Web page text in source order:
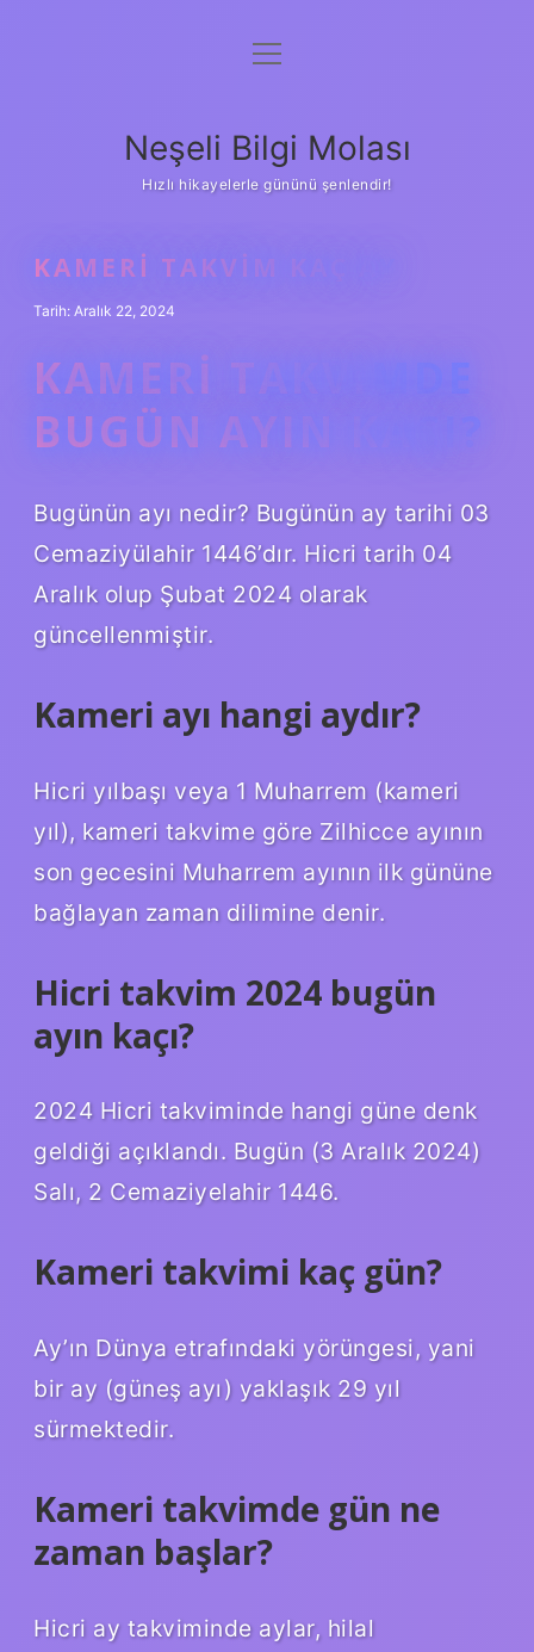
Anasayfa
Yasal Uyarı
menüyü
Neşeli Bilgi Molası
Hızlı hikayelerle gününü şenlendir!
KAMERI TAKVIM KAÇ AY
Tarih: Aralık 22, 2024
KAMERI TAKVIMDE
BUGÜN AYIN KAÇI?
Bugünün ayı nedir? Bugünün ay tarihi 03
Cemaziyülahir 1446’dır. Hicri tarih 04
Aralık olup Şubat 2024 olarak
güncellenmiştir.
Kameri ayı hangi aydır?
Hicri yılbaşı veya 1 Muharrem (kameri
yıl), kameri takvime göre Zilhicce ayının
son gecesini Muharrem ayının ilk gününe
bağlayan zaman dilimine denir.
Hicri takvim 2024 bugün
ayın kaçı?
2024 Hicri takviminde hangi güne denk
geldiği açıklandı. Bugün (3 Aralık 2024)
Salı, 2 Cemaziyelahir 1446.
Kameri takvimi kaç gün?
Ay’ın Dünya etrafındaki yörüngesi, yani
bir ay (güneş ayı) yaklaşık 29 yıl
sürmektedir.
Kameri takvimde gün ne
zaman başlar?
Hicri ay takviminde aylar, hilal